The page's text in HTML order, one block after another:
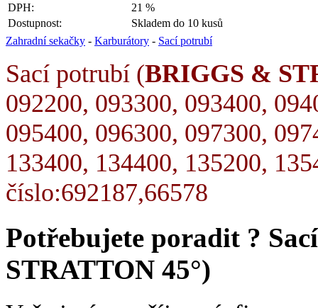
DPH:
21 %
Dostupnost:
Skladem do 10 kusů
Zahradní sekačky - Karburátory - Sací potrubí
Sací potrubí (BRIGGS &
092200, 093300, 093400,
095400, 096300, 097300,
133400, 134400, 135200,
číslo:692187,66578
Potřebujete poradit ?
STRATTON 45°)